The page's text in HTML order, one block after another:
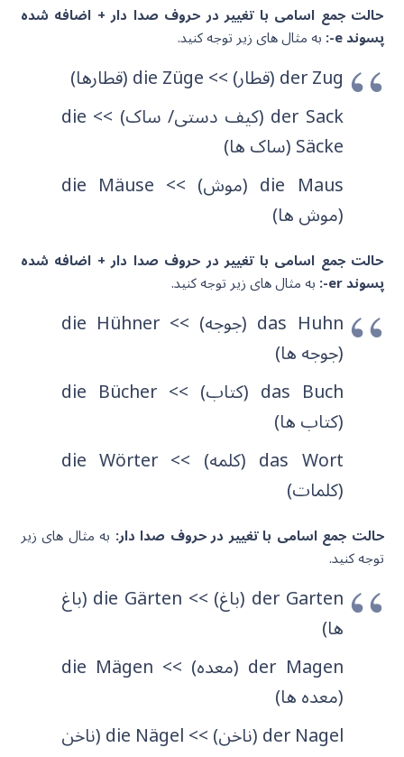
حالت جمع اسامی با تغییر در حروف صدا دار + اضافه شده
پسوند e-: به مثال های زیر توجه کنید.
der Zug (قطار) >> die Z üge (قطارها)
der Sack (کیف دستی/ ساک) >> die
Säcke (ساک ها)
die Maus (موش) >> die M
äuse
(موش ها)
حالت جمع اسامی با تغییر در حروف صدا دار + اضافه شده
پسوند er-: به مثال های زیر توجه کنید.
das Huhn (جوجه) >> die H ühner
(جوجه ها)
das Buch (کتاب) >> die B
ücher
(کتاب ها)
das Wort (کلمه) >> die W
örter
(کلمات)
حالت جمع اسامی با تغییر در حروف صدا دار: به مثال های زیر
توجه کنید.
derGarten (باغ) >> die G ä
rten (باغ
ها)
der Magen (معده) >> die M
ägen
(معده ها)
der Nagel (ناخن) >> die N ä
gel (ناخن